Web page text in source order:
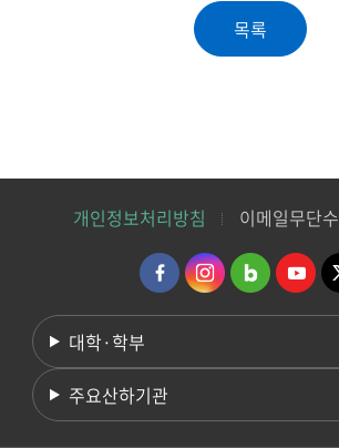
개인정보처리방침 이메일무단
대학·학부
주요산하기관